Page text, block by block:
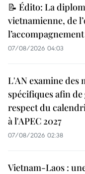
📝 Édito: La
vietnamienne, de
l’accompagnement
07/08/2026 04:03
L'AN examine des
spécifiques afin
respect du
à l'APEC 2027
07/08/2026 02:38
Vietnam-Laos :